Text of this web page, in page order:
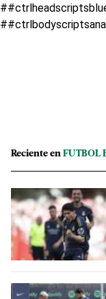
Reciente en FUTBOL